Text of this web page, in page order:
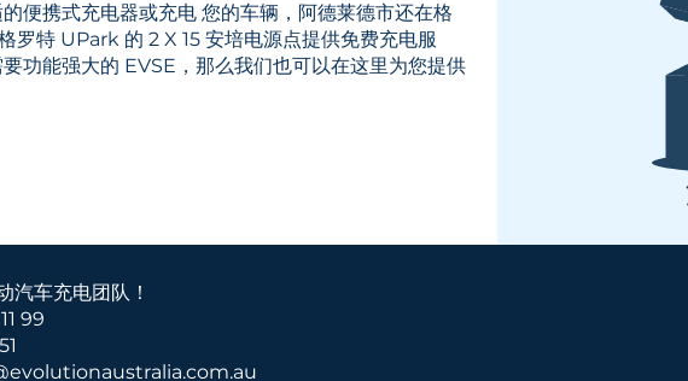
便携式充电器或充电 您的车辆，阿德莱德市还在格
罗特 UPark 的 2 X 15 安培电源点提供免费充电服
功能强大的 EVSE，那么我们也可以在这里为您提供
汽车充电团队！
99